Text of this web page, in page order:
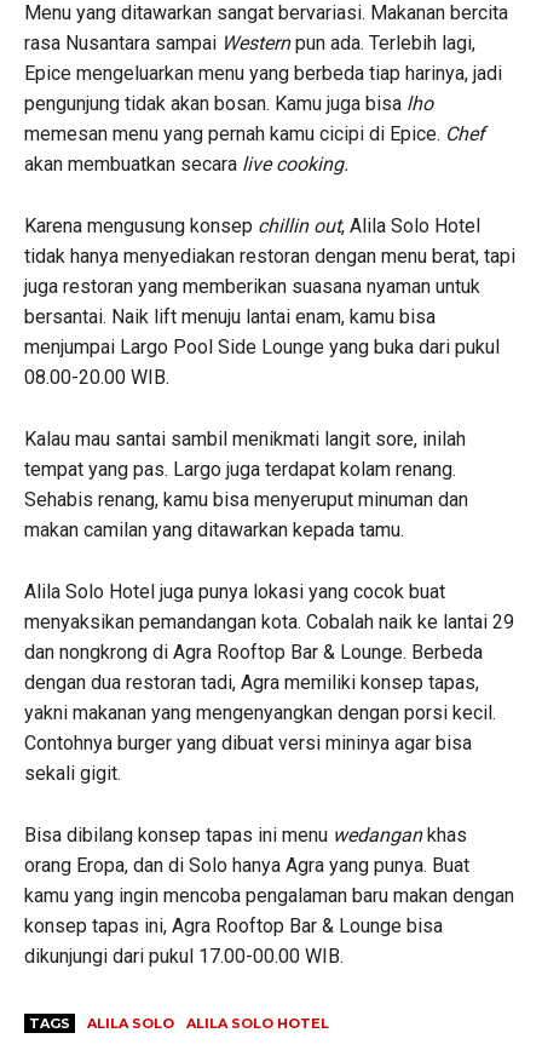
Menu yang ditawarkan sangat bervariasi. Makanan bercita
rasa Nusantara sampai Westernpun ada. Terlebih lagi,
Epice mengeluarkan menu yang berbeda tiap harinya, jadi
pengunjung tidak akan bosan. Kamu juga bisa lho
memesan menu yang pernah kamu cicipi di Epice. Chef
akan membuatkan secara live cooking.
Karena mengusung konsep chillin out, Alila Solo Hotel
tidak hanya menyediakan restoran dengan menu berat, tapi
juga restoran yang memberikan suasana nyaman untuk
bersantai. Naik lift menuju lantai enam, kamu bisa
menjumpai Largo Pool Side Lounge yang buka dari pukul
08.00-20.00 WIB.
Kalau mau santai sambil menikmati langit sore, inilah
tempat yang pas. Largo juga terdapat kolam renang.
Sehabis renang, kamu bisa menyeruput minuman dan
makan camilan yang ditawarkan kepada tamu.
Alila Solo Hotel juga punya lokasi yang cocok buat
menyaksikan pemandangan kota. Cobalah naik ke lantai 29
dan nongkrong di Agra Rooftop Bar & Lounge. Berbeda
dengan dua restoran tadi, Agra memiliki konsep tapas,
yakni makanan yang mengenyangkan dengan porsi kecil.
Contohnya burger yang dibuat versi mininya agar bisa
sekali gigit.
Bisa dibilang konsep tapas ini menu wedangankhas
orang Eropa, dan di Solo hanya Agra yang punya. Buat
kamu yang ingin mencoba pengalaman baru makan dengan
konsep tapas ini, Agra Rooftop Bar & Lounge bisa
dikunjungi dari pukul 17.00-00.00 WIB.
TAGS ALILA SOLO ALILA SOLO HOTEL